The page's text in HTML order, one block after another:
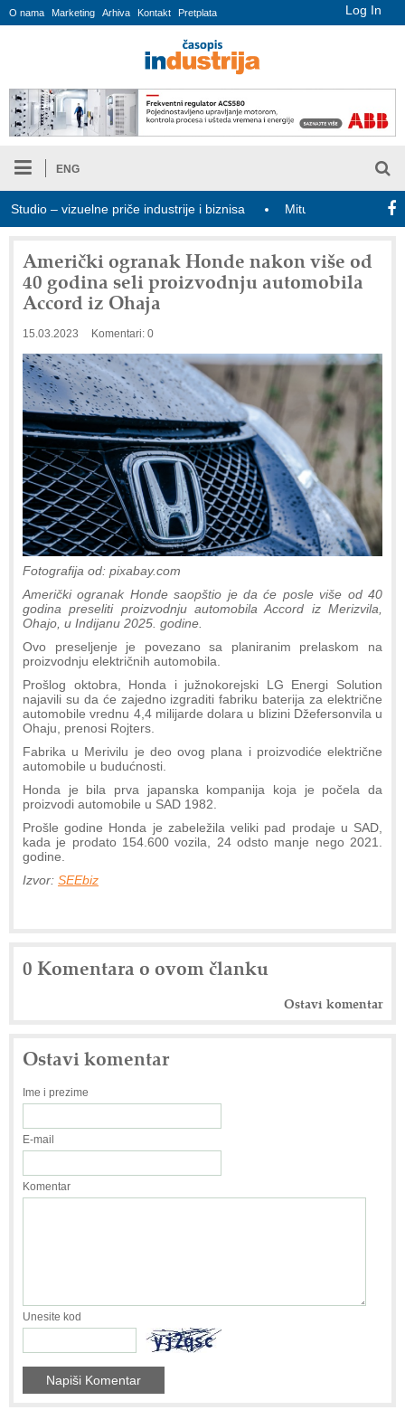
Log In
O nama Marketing Arhiva Kontakt Pretplata
ENG
– vizuelne priče industrije i biznisa Mitutoyo Crysta-Apex V
Američki ogranak Honde nakon više od
40 godina seli proizvodnju automobila
Accord iz Ohaja
15.03.2023 Komentari: 0
Fotografija od: pixabay.com
Američki ogranak Honde saopštio je da će posle više od 40
godina preseliti proizvodnju automobila Accord iz Merizvila,
Ohajo, u Indijanu 2025. godine.
Ovo preseljenje je povezano sa planiranim prelaskom na
proizvodnju električnih automobila.
Prošlog oktobra, Honda i južnokorejski LG Energi Solution
najavili su da će zajedno izgraditi fabriku baterija za električne
automobile vrednu 4,4 milijarde dolara u blizini Džefersonvila u
Ohaju, prenosi Rojters.
Fabrika u Merivilu je deo ovog plana i proizvodiće električne
automobile u budućnosti.
Honda je bila prva japanska kompanija koja je počela da
proizvodi automobile u SAD 1982.
Prošle godine Honda je zabeležila veliki pad prodaje u SAD,
kada je prodato 154.600 vozila, 24 odsto manje nego 2021.
godine.
Izvor: SEEbiz
0 Komentara o ovom članku
Ostavi komentar
Ostavi komentar
Ime i prezime
E-mail
Komentar
Unesite kod